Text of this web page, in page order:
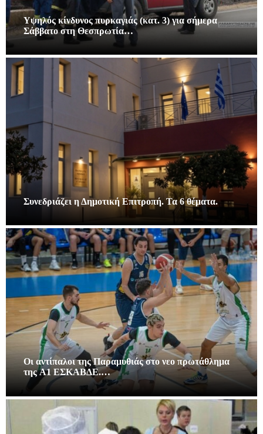
Υψηλός κίνδυνος πυρκαγιάς (κατ. 3) για σήμερα
Σάββατο στη Θεσπρωτία…
Συνεδριάζει η Δημοτική Επιτροπή. Τα 6 θέματα.
Οι αντίπαλοι της Παραμυθιάς στο νεο πρωτάθλημα
της A1 ΕΣΚΑΒΔΕ.…